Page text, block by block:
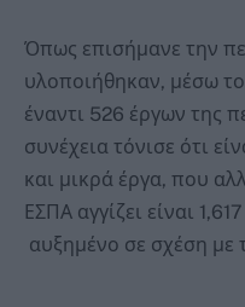
Όπως επισήμανε την
υλοποιήθηκαν, μέσω
έναντι 526 έργων της
συνέχεια τόνισε ότι
και μικρά έργα, που
ΕΣΠΑ αγγίζει είναι
αυξημένο σε σχέση με